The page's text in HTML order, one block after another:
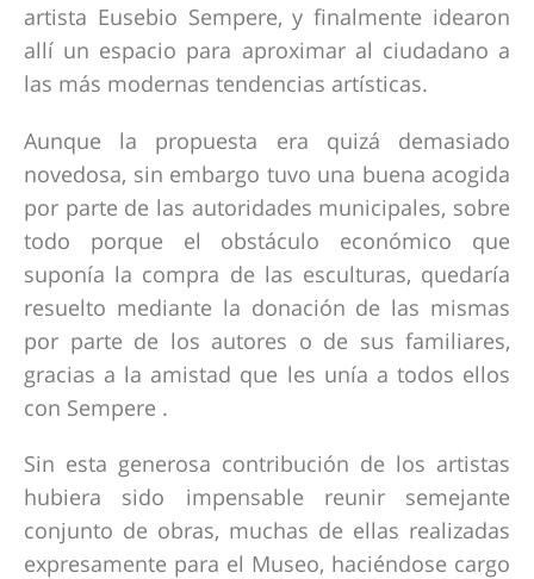
artista Eusebio Sempere, y finalmente idearon
allí un espacio para aproximar al ciudadano a
las más modernas tendencias artísticas.
Aunque la propuesta era quizá demasiado
novedosa, sin embargo tuvo una buena acogida
por parte de las autoridades municipales, sobre
todo porque el obstáculo económico que
suponía la compra de las esculturas, quedaría
resuelto mediante la donación de las mismas
por parte de los autores o de sus familiares,
gracias a la amistad que les unía a todos ellos
con Sempere .
Sin esta generosa contribución de los artistas
hubiera sido impensable reunir semejante
conjunto de obras, muchas de ellas realizadas
expresamente para el Museo, haciéndose cargo